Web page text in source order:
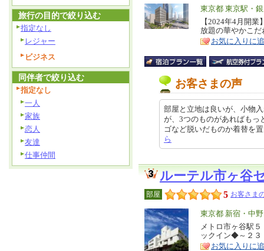
エ
リ
ア
東京都 東京駅・
特
徴
【2024年4月開
放題の華やかこ
お気に入りに
お客さまの声
部屋と立地は良いが、小物
が、3つのものがあればもっ
ゴなど脱いだものか着替を
ら
ルーテル市ヶ谷
部屋 5 お客さま
エ
リ
ア
東京都 新宿・中
特
徴
メトロ市ヶ谷駅
ックイン◆～２
お気に入りに
旅行の目的で絞り込む
指定なし
レジャー
ビジネス
同伴者で絞り込む
指定なし
一人
家族
恋人
友達
仕事仲間